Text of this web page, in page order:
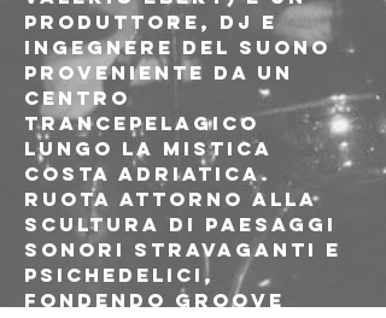
produttore, DJ e
ingegnere del suono
proveniente da un
centro
trancepelagico
lungo la mistica
costa adriatica.
Ruota attorno alla
scultura di paesaggi
sonori stravaganti e
psichedelici,
fondendo groove